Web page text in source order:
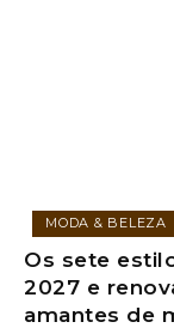
MODA & BELEZA
Os sete
2027 e
amantes de